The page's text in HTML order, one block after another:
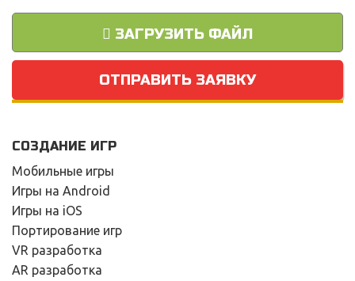
ЗАГРУЗИТЬ ФАЙЛ
ОТПРАВИТЬ ЗАЯВКУ
СОЗДАНИЕ ИГР
Мобильные игры
Игры на Android
Игры на iOS
Портирование игр
VR разработка
AR разработка